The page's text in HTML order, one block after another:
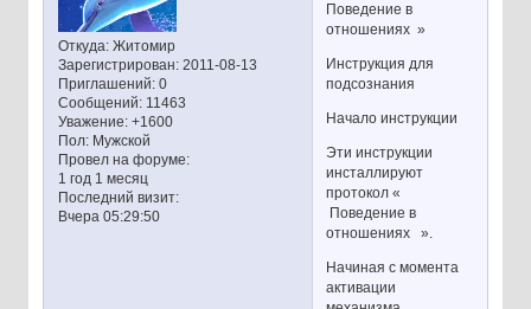
Откуда:Житомир
Зарегистрирован: 2011-08-13
Приглашений:0
Сообщений:11463
Уважение: +1600
Пол:Мужской
Провел на форуме:
1 год 1 месяц
Последний визит:
Вчера 05:29:50
Поведение в
отношениях »
Инструкция для
подсознания
Начало инструкции
Эти инструкции
инсталлируют
протокол «
Поведение в
отношениях ».
Начиная с момента
активации